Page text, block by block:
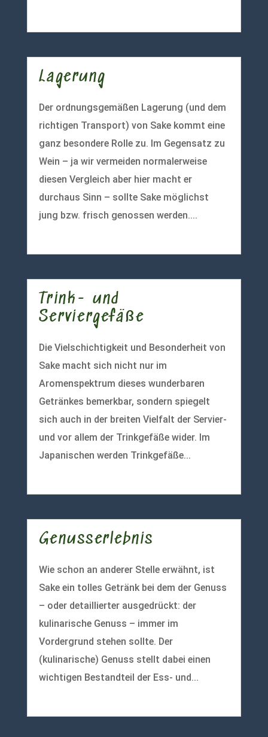
Lagerung
Der ordnungsgemäßen Lagerung (und dem
richtigen Transport) von Sake kommt eine
ganz besondere Rolle zu. Im Gegensatz zu
Wein – ja wir vermeiden normalerweise
diesen Vergleich aber hier macht er
durchaus Sinn – sollte Sake möglichst
jung bzw. frisch genossen werden....
Trink- und
Serviergefäße
Die Vielschichtigkeit und Besonderheit von
Sake macht sich nicht nur im
Aromenspektrum dieses wunderbaren
Getränkes bemerkbar, sondern spiegelt
sich auch in der breiten Vielfalt der Servier-
und vor allem der Trinkgefäße wider. Im
Japanischen werden Trinkgefäße...
Genusserlebnis
Wie schon an anderer Stelle erwähnt, ist
Sake ein tolles Getränk bei dem der Genuss
– oder detaillierter ausgedrückt: der
kulinarische Genuss – immer im
Vordergrund stehen sollte. Der
(kulinarische) Genuss stellt dabei einen
wichtigen Bestandteil der Ess- und...